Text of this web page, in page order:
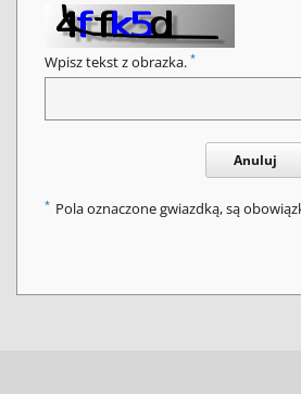
Wpisz tekst z obrazka. *
Anuluj
* Pola oznaczone gwiazdką, są